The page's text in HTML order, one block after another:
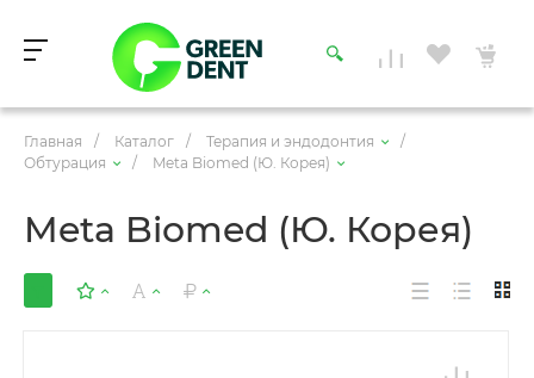
Главная / Каталог / Терапия и эндодонтия
/
Обтурация
/ Meta Biomed (Ю. Корея)
Meta Biomed (Ю. Корея)